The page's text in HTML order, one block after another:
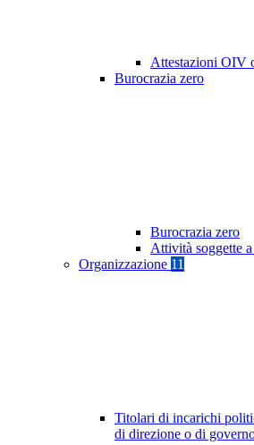
Attestazioni OIV
Burocrazia zero
Burocrazia zero
Attività soggette
Organizzazione 11
Titolari di incarichi
di direzione o di